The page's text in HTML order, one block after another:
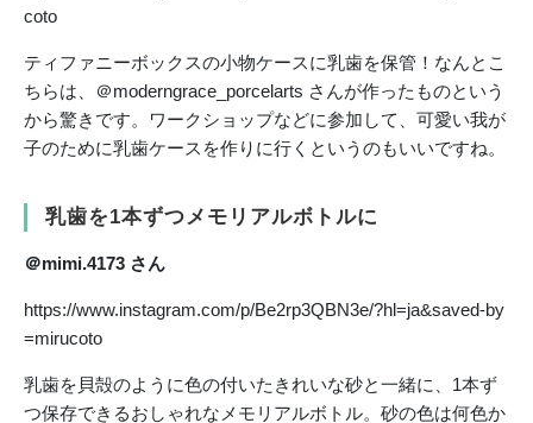
coto
ティファニーボックスの小物ケースに乳歯を保管！なんとこ
ちらは、＠moderngrace_porcelarts さんが作ったものという
から驚きです。ワークショップなどに参加して、可愛い我が
子のために乳歯ケースを作りに行くというのもいいですね。
乳歯を1本ずつメモリアルボトルに
＠mimi.4173 さん
https://www.instagram.com/p/Be2rp3QBN3e/?hl=ja&saved-by
=mirucoto
乳歯を貝殻のように色の付いたきれいな砂と一緒に、1本ず
つ保存できるおしゃれなメモリアルボトル。砂の色は何色か